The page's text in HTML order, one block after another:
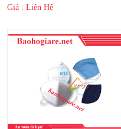
Giá : Liên Hệ